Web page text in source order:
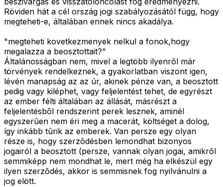
Röviden hát a cél ország jogi szabályozásától függ, hogy
megteheti-e, általában ennek nincs akadálya.
"megteheti kovetkezmenyek nelkul a fonok,hogy
megalazza a beosztottait?"
Általánosságban nem, mivel a legtöbb ilyenrõl már
törvények rendelkeznek, a gyakorlatban viszont igen,
lévén manapság az az úr, akinek pénze van, a beosztott
pedig vagy kiléphet, vagy feljelentést tehet, de egyrészt
az ember félti általában az állását, másrészt a
feljelentésbõl rendszerint perek lesznek, aminél
egyszerûen nem éri meg a macerát, költséget a dolog,
így inkább tûrik az emberek. Van persze egy olyan
része is, hogy szerzõdésben lemondhat bizonyos
jogairól a beosztott (persze, vannak olyan jogai, amikrõl
semmiképp nem mondhat le, mert még ha elkészül egy
ilyen szerzõdés, akkor is semmisnek fog nyilvánulni a
jog elött.